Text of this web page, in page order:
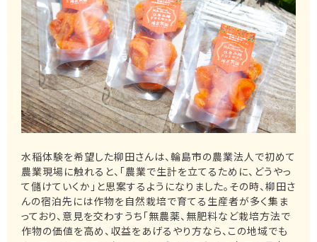
水稲体験を希望した柳田さんは、輪島市の農業法人で初めて
農業現場に触れると、「農業で生計を立てるために、どうやっ
て儲けていくか」と思案するようになりました。その時、柳田さ
んの宿泊先には作物を自然栽培で育てる生産者が多く集ま
っており、意見を交わすうち「無農薬、無肥料など栽培方法で
作物の価値を高め、収益をあげるやり方なら、この地域でも